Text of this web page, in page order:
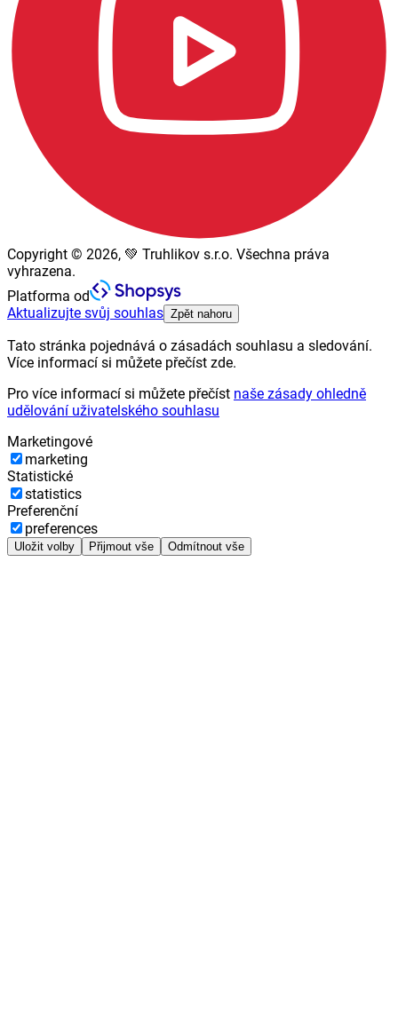
Copyright © 2026, 💚 Truhlikov s.r.o. Všechna práva
vyhrazena.
Platforma od
Aktualizujte svůj souhlas Zpět nahoru
Tato stránka pojednává o zásadách souhlasu a sledování.
Více informací si můžete přečíst zde.
Pro více informací si můžete přečíst naše zásady ohledně
udělování uživatelského souhlasu
Marketingové
marketing
Statistické
statistics
Preferenční
preferences
Uložit volby Přijmout vše Odmítnout vše